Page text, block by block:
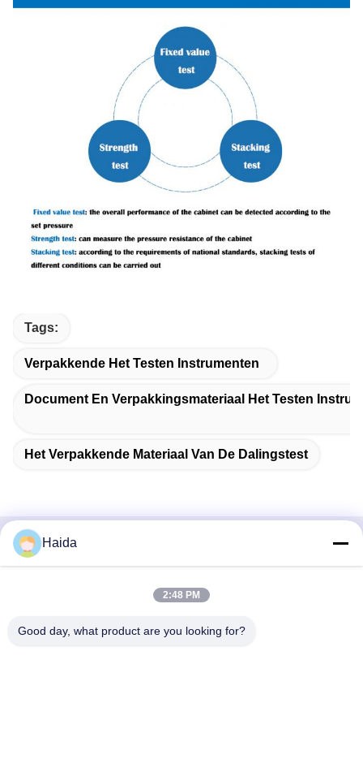
Tags:
Verpakkende Het Testen Instrumenten
Document En Verpakkingsmateriaal Het Testen
Het Verpakkende Materiaal Van De Dalingstest
Snel contact
Tianan, Nancheng-District, Dongguan-Stad, de Provincie
Haida
2:48 PM
Good day, what product are you looking for?